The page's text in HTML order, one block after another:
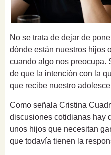
No se trata de dejar de
dónde están nuestros hijos
cuando algo nos preocupa.
de que la intención con la
que recibe nuestro
Como señala Cristina
discusiones cotidianas hay
unos hijos que necesitan
que todavía tienen la